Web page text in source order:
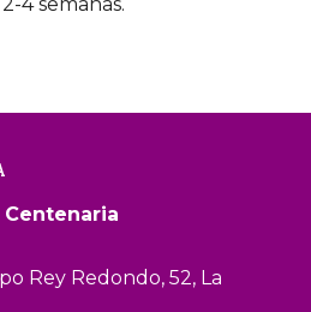
Centenaria
Rey Redondo, 52, La